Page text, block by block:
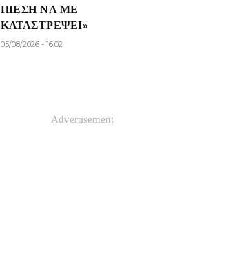
ΠΊΕΣΗ ΝΑ ΜΕ
ΚΑΤΑΣΤΡΈΨΕΙ»
05/08/2026 - 16:02
Advertisement